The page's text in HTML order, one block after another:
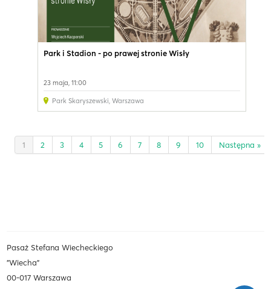
Park i Stadion - po prawej stronie Wisły
23 maja, 11:00
Park Skaryszewski, Warszawa
1 2 3 4 5 6 7 8 9 10 Następna »
Pasaż Stefana Wiecheckiego
"Wiecha"
00-017 Warszawa